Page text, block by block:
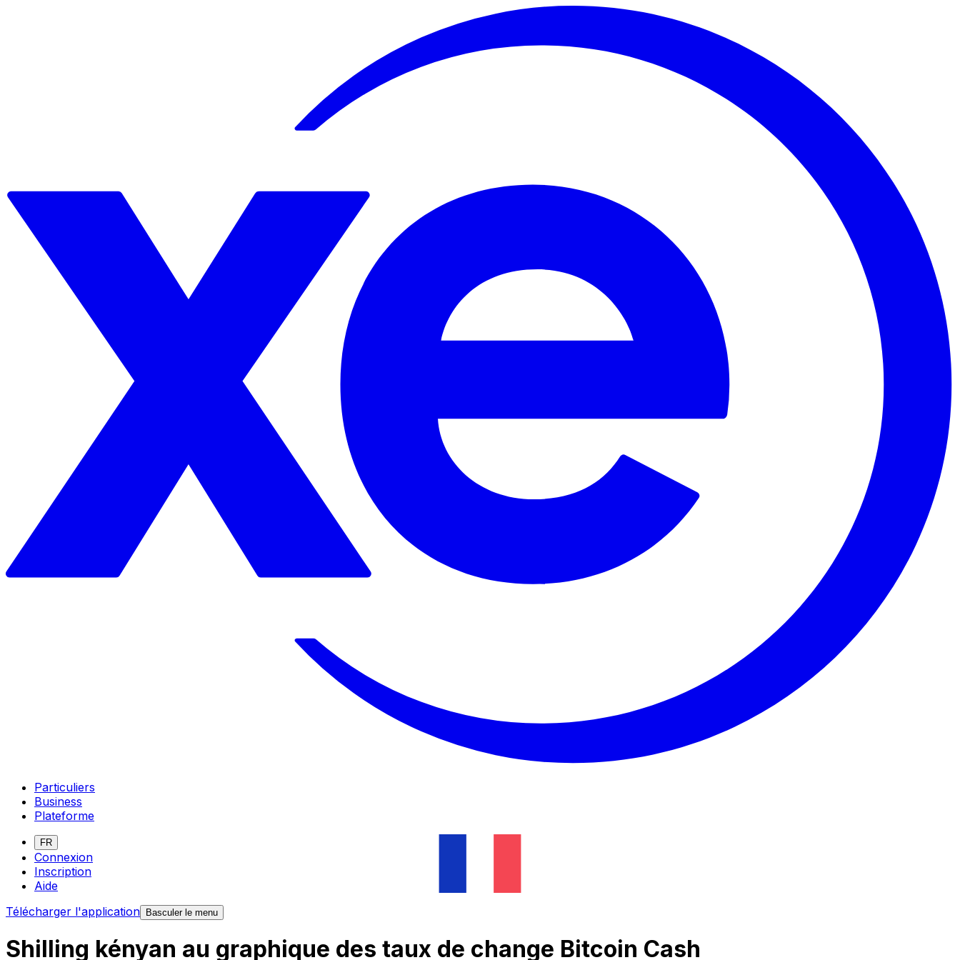
Particuliers
Business
Plateforme
FR
Connexion
Inscription
Aide
Télécharger l'application Basculer le menu
Shilling kényan au graphique des taux de change Bitcoin Cash